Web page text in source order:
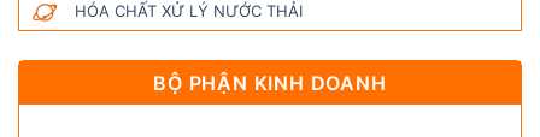
HÓA CHẤT XỬ LÝ NƯỚC THẢI
BỘ PHẬN KINH DOANH